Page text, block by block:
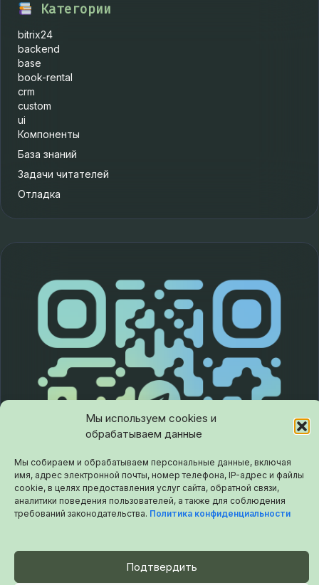
Мы используем cookies и
обрабатываем данные
Мы собираем и обрабатываем персональные данные, включая
имя, адрес электронной почты, номер телефона, IP-адрес и файлы
cookie, в целях предоставления услуг сайта, обратной связи,
аналитики поведения пользователей, а также для соблюдения
требований законодательства. Политика конфиденциальности
Подтвердить
Категории
bitrix24
backend
base
book-rental
crm
custom
ui
Компоненты
База знаний
Задачи читателей
Отладка